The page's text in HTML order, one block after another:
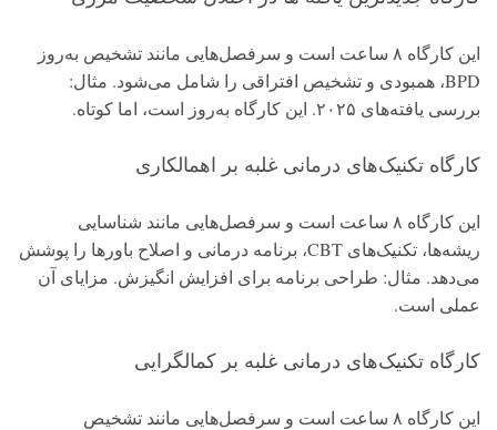
این کارگاه ۸ ساعت است و سرفصل‌هایی مانند تشخیص به‌روز
BPD، همبودی و تشخیص افتراقی را شامل می‌شود. مثال:
بررسی یافته‌های ۲۰۲۵. این کارگاه به‌روز است، اما کوتاه.
کارگاه تکنیک‌های درمانی غلبه بر اهمالکاری
این کارگاه ۸ ساعت است و سرفصل‌هایی مانند شناسایی
ریشه‌ها، تکنیک‌های CBT، برنامه درمانی و اصلاح باورها را پوشش
می‌دهد. مثال: طراحی برنامه برای افزایش انگیزش. مزایای آن
عملی است.
کارگاه تکنیک‌های درمانی غلبه بر کمالگرایی
این کارگاه ۸ ساعت است و سرفصل‌هایی مانند تشخیص